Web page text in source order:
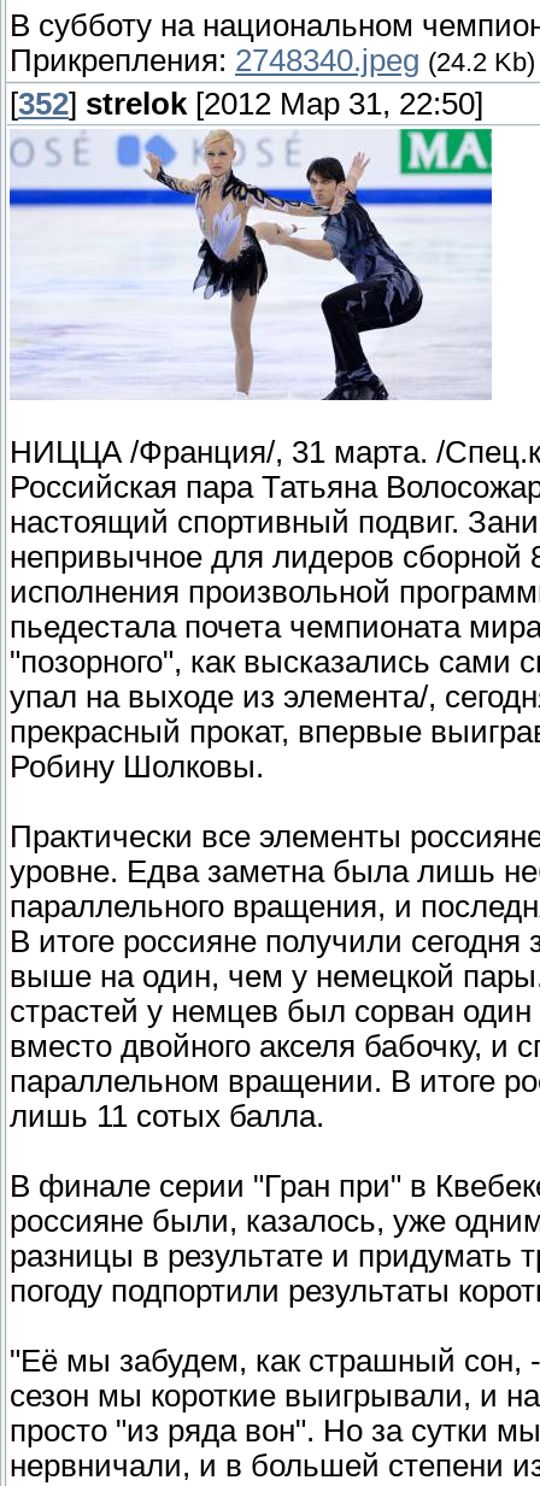
В субботу на национальном
Прикрепления: 2748340.jpeg (24.2 Kb)
[352] strelok [2012 Мар 31, 22:50]
НИЦЦА /Франция/, 31 марта. /
Российская пара Татьяна
настоящий спортивный подвиг.
непривычное для лидеров сборной
исполнения произвольной
пьедестала почета чемпионата
"позорного", как высказались сами
упал на выходе из элемента/,
прекрасный прокат, впервые
Робину Шолковы.
Практически все элементы
уровне. Едва заметна была лишь
параллельного вращения, и
В итоге россияне получили
выше на один, чем у немецкой
страстей у немцев был сорван
вместо двойного акселя бабочку, и
параллельном вращении. В итоге
лишь 11 сотых балла.
В финале серии "Гран при" в
россияне были, казалось, уже
разницы в результате и
погоду подпортили результаты
"Её мы забудем, как страшный сон,
сезон мы короткие выигрывали, и
просто "из ряда вон". Но за сутки
нервничали, и в большей степени